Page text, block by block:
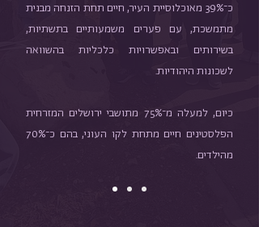
כ־39% מאוכלוסיית העיר, חיים תחת הזנחה מבנית
מתמשכת, עם פערים משמעותיים בתשתיות,
בשירותים ובאפשרויות כלכליות בהשוואה
לשכונות היהודיות.
כיום, למעלה מ־75% מתושבי ירושלים המזרחית
הפלסטינים חיים מתחת לקו העוני, בהם כ־70%
מהילדים.